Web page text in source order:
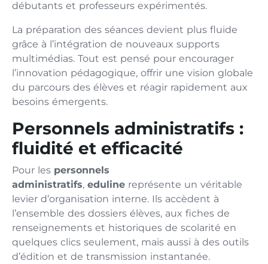
débutants et professeurs expérimentés.
La préparation des séances devient plus fluide
grâce à l’intégration de nouveaux supports
multimédias. Tout est pensé pour encourager
l’innovation pédagogique, offrir une vision globale
du parcours des élèves et réagir rapidement aux
besoins émergents.
Personnels administratifs :
fluidité et efficacité
Pour les personnels
administratifs, eduline représente un véritable
levier d’organisation interne. Ils accèdent à
l’ensemble des dossiers élèves, aux fiches de
renseignements et historiques de scolarité en
quelques clics seulement, mais aussi à des outils
d’édition et de transmission instantanée.